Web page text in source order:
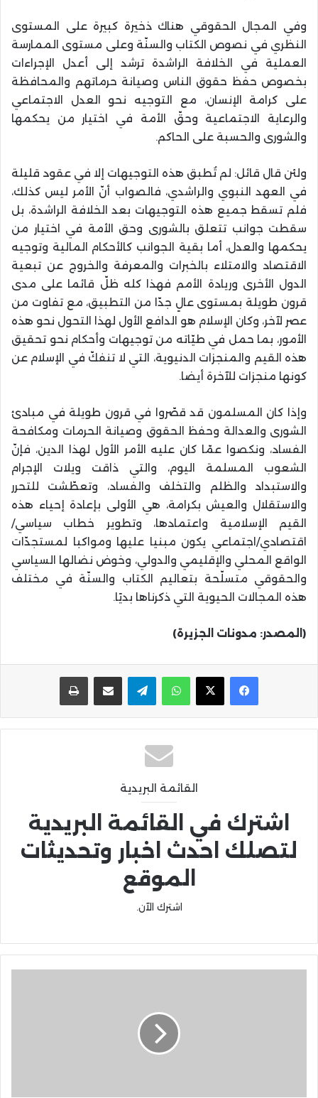
وفي المجال الحقوقي هناك ذخيرة كبيرة على المستوى
النظري في نصوص الكتاب والسنّة وعلى مستوى الممارسة
العملية في الخلافة الراشدة ترشد إلى أعدل الإجراءات
بخصوص حفظ حقوق الناس وصيانة حرماتهم والمحافظة
على كرامة الإنسان، مع التوجيه نحو العدل الاجتماعي
والرعاية الاجتماعية وحقّ الأمة في اختيار من يحكمها
والشورى والحسبة على الحاكم.
ولئن قال قائل: لم تُطبق هذه التوجيهات إلا في عقود قليلة
في العهد النبوي والراشدي، فالصواب أنّ الأمر ليس كذلك،
فلم تسقط جميع هذه التوجيهات بعد الخلافة الراشدة، بل
سقطت جوانب تتعلق بالشورى وحق الأمة في اختيار من
يحكمها والعدل، أما بقية الجوانب كالأحكام المالية وتوجيه
الاقتصاد والامتلاء بالخبرات والمعرفة والخروج عن تبعية
الدول الأخرى وريادة الأمم فهذا كله ظلّ قائما على مدى
قرون طويلة بمستوى عالٍ جدّا من التطبيق، مع تفاوت من
عصر لآخر، وكان الإسلام هو الدافع الأول لهذا التحول نحو هذه
الأمور، بما حمل في طيّاته من توجيهات وأحكام نحو تحقيق
هذه القيم والمنجزات الدنيوية، التي لا تنفكّ في الإسلام عن
كونها منجزات للآخرة أيضا.
وإذا كان المسلمون قد قصّروا في قرون طويلة في مبادئ
الشورى والعدالة وحفظ الحقوق وصيانة الحرمات ومكافحة
الفساد، ونكصوا عمّا كان عليه الأمر الأول لهذا الدين، فإنّ
الشعوب المسلمة اليوم، والتي ذاقت ويلات الإجرام
والاستبداد والظلم والتخلف والفساد، وتعطّشت للتحرر
والاستقلال والعيش بكرامة، هي الأولى بإعادة إحياء هذه
القيم الإسلامية واعتمادها، وتطوير خطاب سياسي/
اقتصادي/اجتماعي يكون مبنيا عليها ومواكبا لمستجدّات
الواقع المحلي والإقليمي والدولي، وخوض نضالها السياسي
والحقوقي متسلّحة بتعاليم الكتاب والسنّة في مختلف
هذه المجالات الحيوية التي ذكرناها بديًا.
(المصدر: مدونات الجزيرة)
واتساب تيلقرام مشاركة عبر البريد
القائمة البريدية
اشترك في القائمة البريدية
لتصلك احدث اخبار وتحديثات
الموقع
اشترك الآن.